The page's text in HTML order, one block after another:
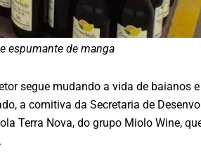
espumante de manga
segue mudando a vida de baianos
a comitiva da Secretaria de
Terra Nova, do grupo Miolo Wine,